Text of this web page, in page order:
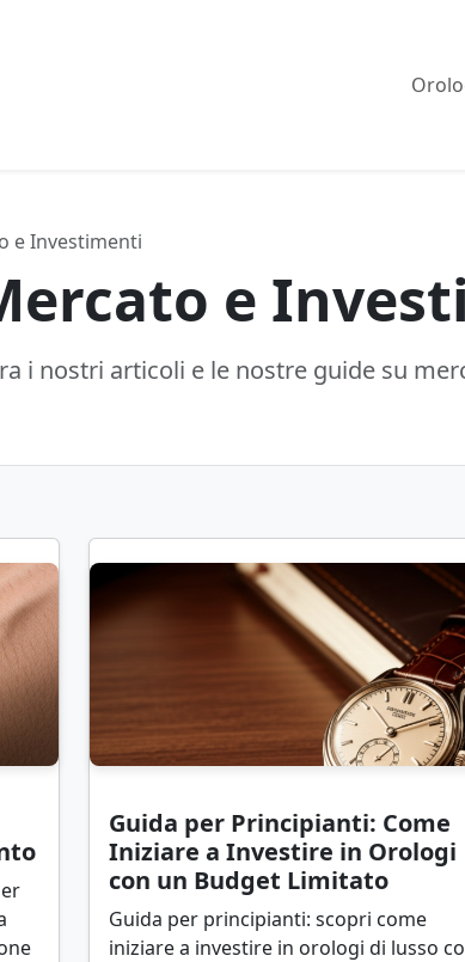
e Investimenti
e
i nostri articoli e le nostre guide su
Guida per Principianti: Come
Iniziare a Investire in Orologi
con un Budget Limitato
Guida per principianti: scopri come
iniziare a investire in orologi di lusso